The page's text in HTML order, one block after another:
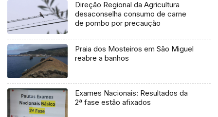
Direção Regional da Agricultura
desaconselha consumo de carne
de pombo por precaução
Praia dos Mosteiros em São Miguel
reabre a banhos
Exames Nacionais: Resultados da
2ª fase estão afixados